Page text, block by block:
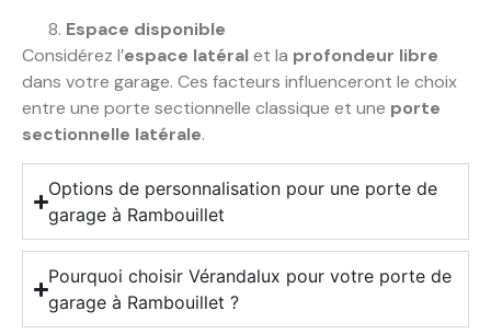
Espace disponible
Considérez l’espace latéralet la profondeur libre
dans votre garage. Ces facteurs influenceront le choix
entre une porte sectionnelle classique et une porte
sectionnelle latérale.
Options de personnalisation pour une porte de
garage à Rambouillet
Pourquoi choisir Vérandalux pour votre porte de
garage à Rambouillet ?